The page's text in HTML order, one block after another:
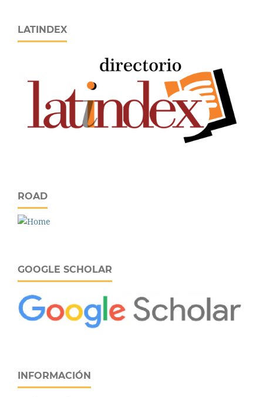
LATINDEX
ROAD
GOOGLE SCHOLAR
INFORMACIÓN